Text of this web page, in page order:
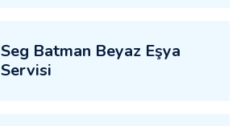
Seg Batman Beyaz Eşya
Servisi